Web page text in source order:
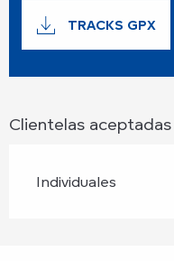
Documentación
TRACKS GPX
Clientelas aceptadas
Individuales